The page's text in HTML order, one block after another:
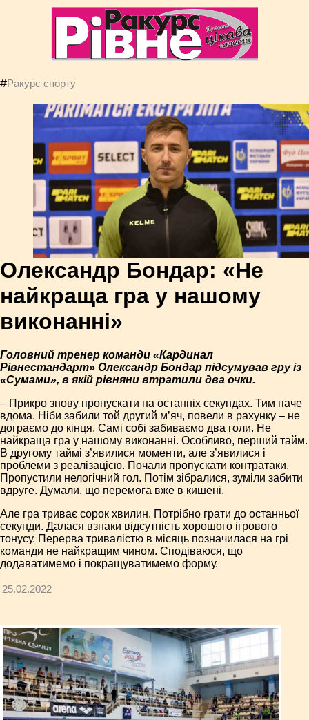
#Ракурс спорту
Олександр Бондар: «Не
найкраща гра у нашому
виконанні»
Головний тренер команди «Кардинал
Рівнестандарт» Олександр Бондар підсумував гру із
«Сумами», в якій рівняни втратили два очки.
– Прикро знову пропускати на останніх секундах. Тим паче
вдома. Ніби забили той другий м’яч, повели в рахунку – не
дограємо до кінця. Самі собі забиваємо два голи. Не
найкраща гра у нашому виконанні. Особливо, перший тайм.
В другому таймі з’явилися моменти, але з’явилися і
проблеми з реалізацією. Почали пропускати контратаки.
Пропустили нелогічний гол. Потім зібралися, зуміли забити
вдруге. Думали, що перемога вже в кишені.
Але гра триває сорок хвилин. Потрібно грати до останньої
секунди. Далася взнаки відсутність хорошого ігрового
тонусу. Перерва тривалістю в місяць позначилася на грі
команди не найкращим чином. Сподіваюся, що
додаватимемо і покращуватимемо форму.
25.02.2022